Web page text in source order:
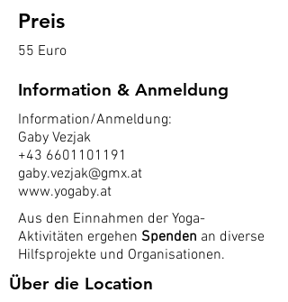
Preis
55 Euro
Information & Anmeldung
Information/Anmeldung:
Gaby Vezjak
+43 6601101191
gaby.vezjak@gmx.at
www.yogaby.at
Aus den Einnahmen der Yoga-
Aktivitäten ergehen Spenden an diverse
Hilfsprojekte und Organisationen.
Über die Location